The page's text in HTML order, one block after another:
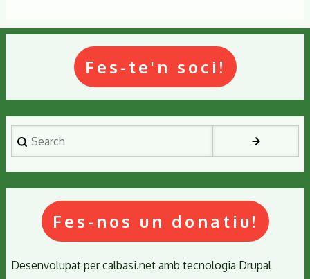
Fes-te'n soci!
Search
Fes-nos un donatiu!
Desenvolupat percalbasi.net amb tecnologia Drupal